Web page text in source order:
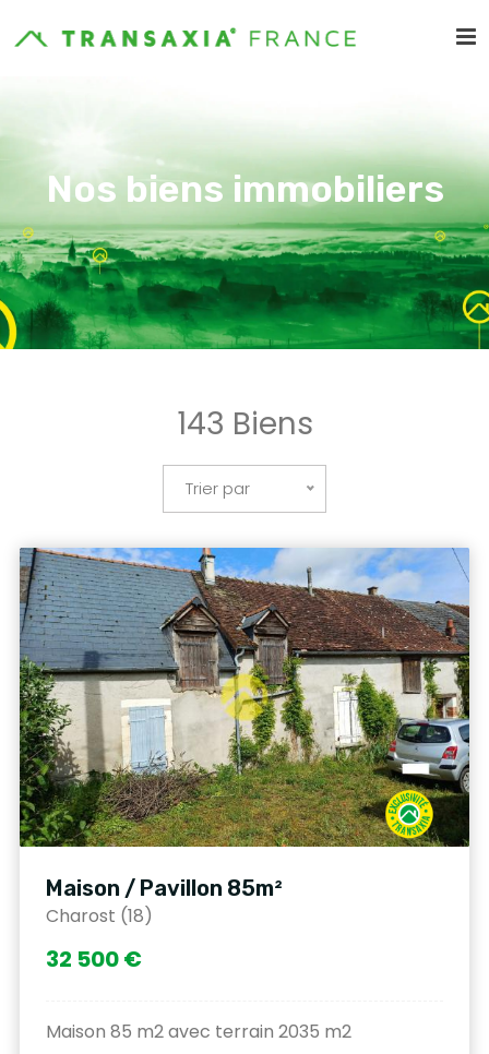
Nos biens immobiliers
143 Biens
Trier par
Maison / Pavillon 85m²
Charost (18)
32 500 €
Maison 85 m2 avec terrain 2035 m2